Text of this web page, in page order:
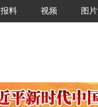
报料 视频 图片